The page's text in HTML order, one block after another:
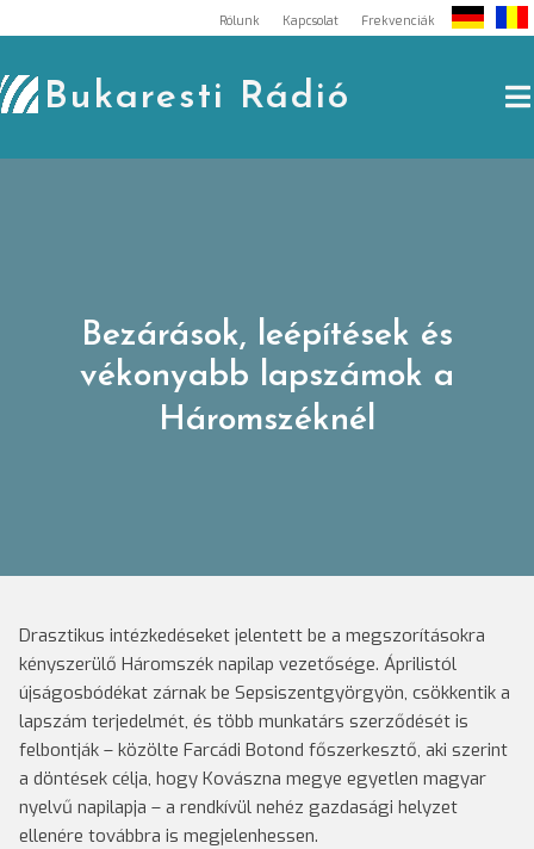
to
content
Rólunk Kapcsolat Frekvenciák
Bukaresti Rádió
Bezárások, leépítések és
vékonyabb lapszámok a
Háromszéknél
Drasztikus intézkedéseket jelentett be a megszorításokra
kényszerülő Háromszék napilap vezetősége. Áprilistól
újságosbódékat zárnak be Sepsiszentgyörgyön, csökkentik a
lapszám terjedelmét, és több munkatárs szerződését is
felbontják – közölte Farcádi Botond főszerkesztő, aki szerint
a döntések célja, hogy Kovászna megye egyetlen magyar
nyelvű napilapja – a rendkívül nehéz gazdasági helyzet
ellenére továbbra is megjelenhessen.